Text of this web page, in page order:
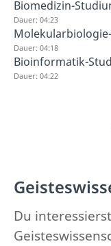
Biomedizin-
Dauer: 04:23
Dauer: 04:18
Bioinformatik-
Dauer: 04:22
Du